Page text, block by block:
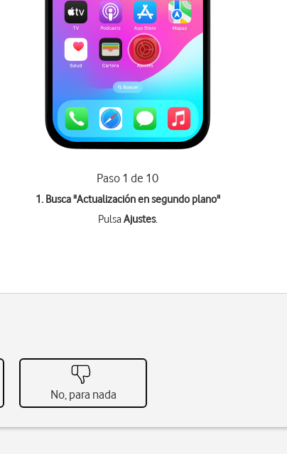
Paso 1 de 10
1. Busca "Actualización en segundo plano"
PulsaAjustes.
No, para nada